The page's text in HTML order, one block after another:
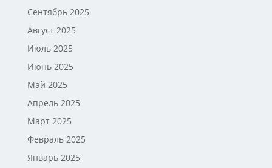
Сентябрь 2025
Август 2025
Июль 2025
Июнь 2025
Май 2025
Апрель 2025
Март 2025
Февраль 2025
Январь 2025